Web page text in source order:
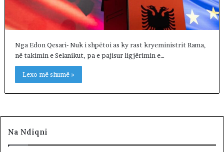
Nga Edon Qesari- Nuk i shpëtoi as ky rast kryeministrit Rama,
në takimin e Selanikut, pa e pajisur ligjërimin e…
Lexo më shumë »
Na Ndiqni